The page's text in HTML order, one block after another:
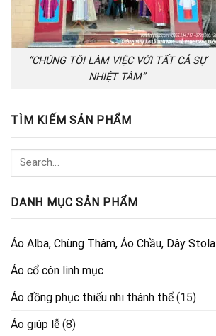
“CHÚNG TÔI LÀM VIỆC VỚI TẤT CẢ SỰ
NHIỆT TÂM”
TÌM KIẾM SẢN PHẨM
DANH MỤC SẢN PHẨM
Áo Alba, Chùng Thâm, Áo Chầu, Dây Stola
Áo cổ côn linh mục
Áo đồng phục thiếu nhi thánh thể(15)
Áo giúp lễ (8)